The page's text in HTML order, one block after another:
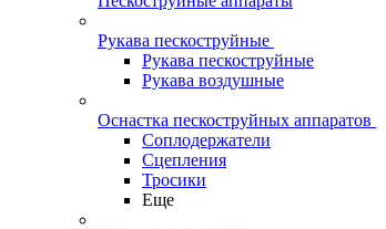
Рукава пескоструйные
Рукава пескоструйные
Рукава воздушные
Оснастка пескоструйных аппаратов
Соплодержатели
Сцепления
Тросики
Еще